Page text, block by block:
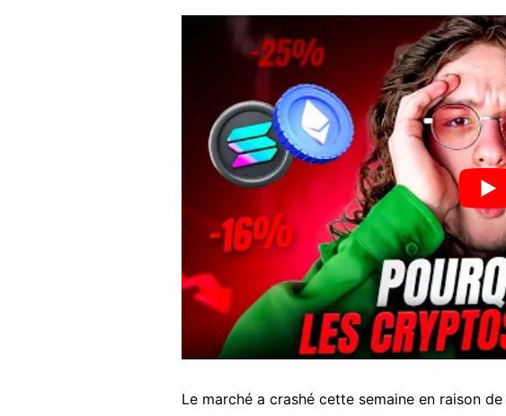
Le marché a crashé cette semaine en raison de